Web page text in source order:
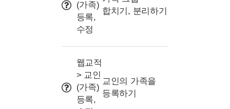
사용자권한(교사/리더)
사용 Tip
(가족)
등록,
수정
합치기, 분리하기
웹교적
> 교인
(가족)
등록,
교인의 가족을
등록하기